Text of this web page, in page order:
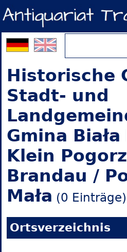
Historische
Stadt- und
Gmina
Klein
Brandau /
Mała (0 Einträge)
Ortsverzeichnis